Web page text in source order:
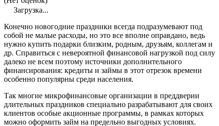
Загрузка...
Конечно новогодние праздники всегда подразумевают под
собой не малые расходы, но это все вполне оправдано, ведь
нужно купить подарки близким, родным, друзьям, коллегам и
др. Справиться с невероятной финансовой нагрузкой под силу
далеко не всем поэтому источники дополнительного
финансирования: кредиты и займы в этот отрезок времени
особенно популярны среди населения.
Так многие микрофинансовые организации в преддверии
длительных праздников специально разрабатывают для своих
клиентов особые акционные программы, в рамках которых
можно оформить займ на предельно выгодных условиях.